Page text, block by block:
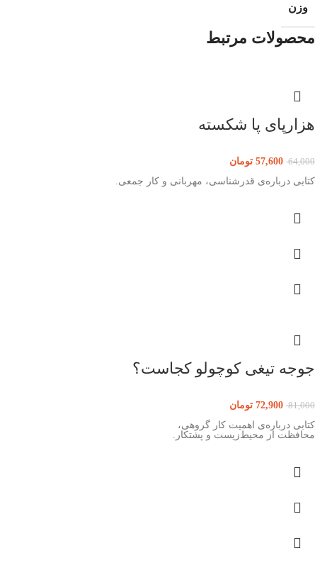
وزن
محصولات مرتبط
هزارپای پا شکسته
64,000
57,600 تومان
کتابی درباره‌ی قدرشناسی، مهربانی و کار جمعی.
جوجه تیغی کوچولو کجاست؟
81,000
72,900 تومان
کتابی درباره‌ی اهمیت کار گروهی،
محافظت از محیط‌زیست و پشتکار.